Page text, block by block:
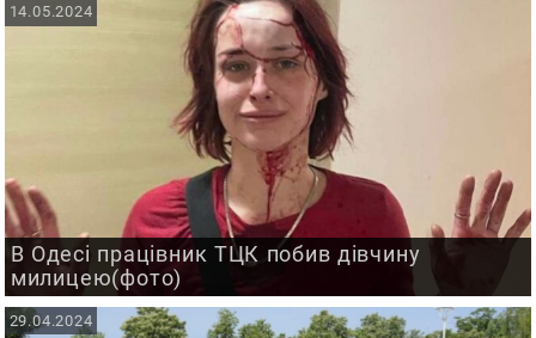
В Одесі працівник ТЦК побив дівчину
милицею(фото)
14.05.2024
29.04.2024